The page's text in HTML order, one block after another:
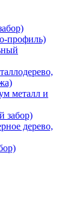
профиль)
металл и
забор)
дерево,